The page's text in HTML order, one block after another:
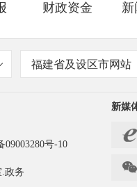
财政资金
福建省及设区市网站
09003280号-10
政务
新媒
